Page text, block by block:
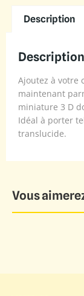
Description
Description
Ajoutez à votre
maintenant
miniature 3 D
Idéal à porter
translucide.
Vous